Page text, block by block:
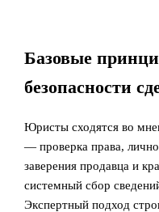
Базовые
безопасности
Юристы сходятся во
— проверка права,
заверения продавца и
системный сбор
Экспертный подход